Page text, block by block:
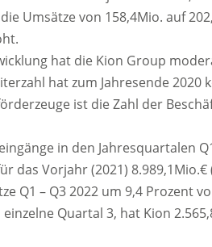
Umsätze von 158,4Mio. auf
hat die Kion Group
hat zum Jahresende 2020
ist die Zahl der
in den Jahresquartalen
das Vorjahr (2021) 8.989,1Mio.€
Q1 – Q3 2022 um 9,4 Prozent
Quartal 3, hat Kion